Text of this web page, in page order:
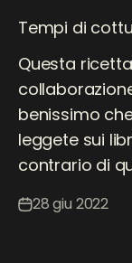
Tempi di
Questa
benissimo
leggete sui
contrario di
28 giu 2022